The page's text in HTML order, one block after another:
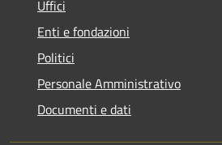
Uffici
Enti e fondazioni
Politici
Personale Amministrativo
Documenti e dati